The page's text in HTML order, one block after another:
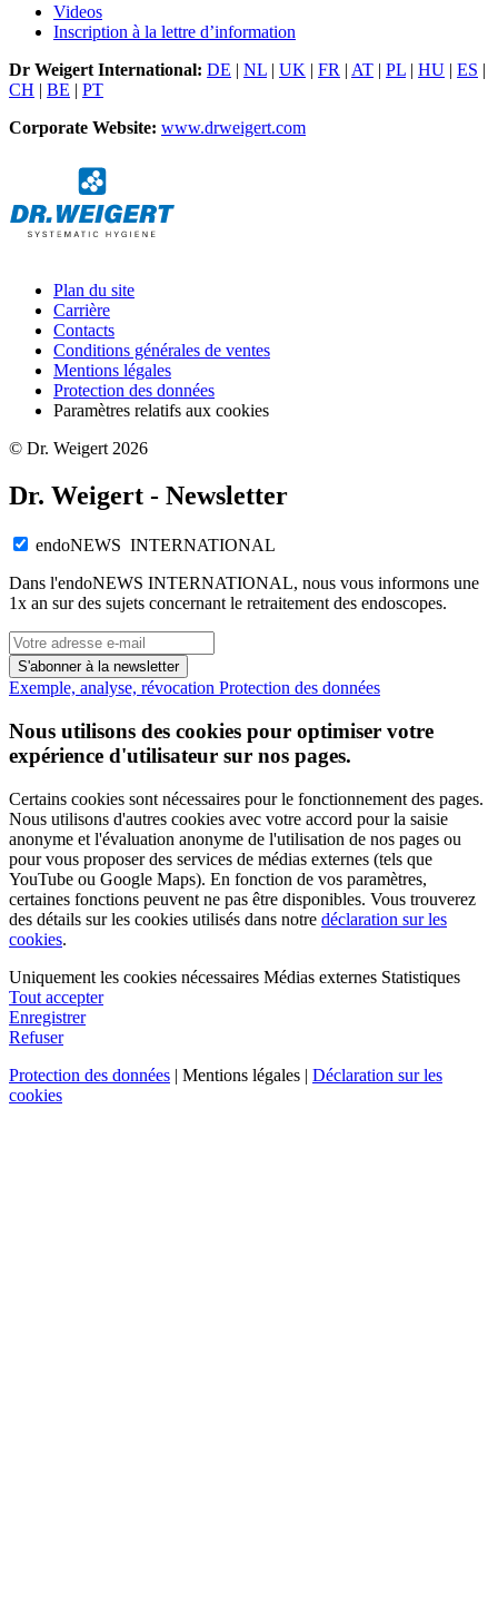
Videos
Inscription à la lettre d’information
Dr Weigert International: DE | NL | UK | FR | AT | PL | HU | ES |
CH | BE | PT
Corporate Website: www.drweigert.com
Plan du site
Carrière
Contacts
Conditions générales de ventes
Mentions légales
Protection des données
Paramètres relatifs aux cookies
© Dr. Weigert 2026
Dr. Weigert - Newsletter
endoNEWS INTERNATIONAL
Dans l'endoNEWS INTERNATIONAL, nous vous informons une
1x an sur des sujets concernant le retraitement des endoscopes.
S'abonner à la newsletter
Exemple, analyse, révocation Protection des données
Nous utilisons des cookies pour optimiser votre
expérience d'utilisateur sur nos pages.
Certains cookies sont nécessaires pour le fonctionnement des pages.
Nous utilisons d'autres cookies avec votre accord pour la saisie
anonyme et l'évaluation anonyme de l'utilisation de nos pages ou
pour vous proposer des services de médias externes (tels que
YouTube ou Google Maps). En fonction de vos paramètres,
certaines fonctions peuvent ne pas être disponibles. Vous trouverez
des détails sur les cookies utilisés dans notre déclaration sur les
cookies.
Uniquement les cookies nécessaires Médias externes Statistiques
Tout accepter
Enregistrer
Refuser
Protection des données | Mentions légales | Déclaration sur les
cookies